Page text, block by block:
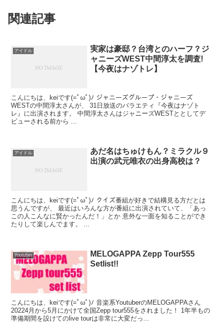
関連記事
アイドル
実家は豪邸？台湾とのハーフ？ジ
ャニーズWEST中間淳太を調査!
【今夜はナゾトレ】
こんにちは、keiです(=ﾟωﾟ)ﾉ ジャニーズグループ・ジャニーズ
WESTの中間淳太さんが、 31日放送のバラエティ『今夜はナゾト
レ』に出演されます。 中間淳太さんはジャニーズWESTととしてデ
ビューされる前から ...
アイドル
あだ名はちゅけもん？ミラクル９
出演の武元唯衣の出身高校は？
こんにちは、keiです(=ﾟωﾟ)ﾉ クイズ番組が好きで結構見る方だとは
思うんですが、 最近はいろんな方が番組に出演されていて、「あっ
この人こんなに賢かったんだ！」とか 意外な一面を知ることができ
たりして楽しんでます。 ...
Youtuber
MELOGAPPA Zepp Tour555
Setlist!!
こんにちは、keiです(=ﾟωﾟ)ﾉ 音楽系YoutuberのMELOGAPPAさん
20224月から5月にかけて全国Zepp tour555をされました！ 1年半もの
準備期間を設けてのlive tourは非常に大変だっ...